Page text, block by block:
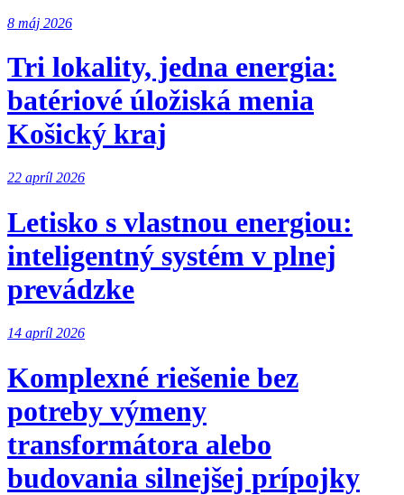
8 máj 2026
Tri lokality, jedna energia:
batériové úložiská menia
Košický kraj
22 apríl 2026
Letisko s vlastnou energiou:
inteligentný systém v plnej
prevádzke
14 apríl 2026
Komplexné riešenie bez
potreby výmeny
transformátora alebo
budovania silnejšej prípojky